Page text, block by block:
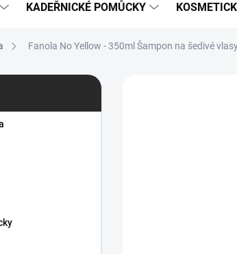
KADEŘNICKÉ POMŮCKY
Fanola No Yellow - 350ml Šampon na šedivé